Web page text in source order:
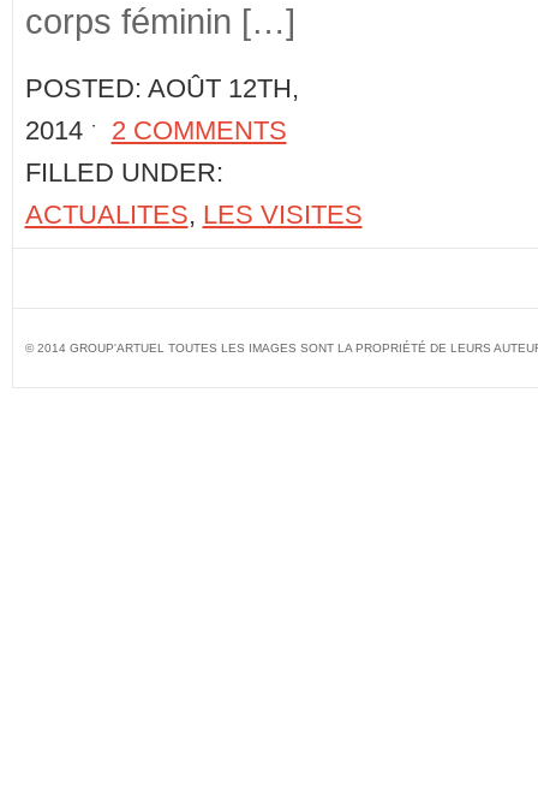
corps féminin […]
POSTED: AOÛT 12TH,
2014 ˑ 2 COMMENTS
FILLED UNDER:
ACTUALITES, LES VISITES
© 2014 GROUP'ARTUEL TOUTES LES IMAGES SONT LA PROPRIÉTÉ DE LEURS